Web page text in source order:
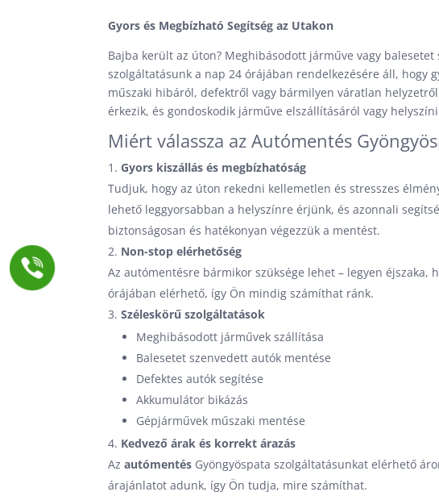
Gyors és Megbízható Segítség az Utakon
Bajba került az úton? Meghibásodott járműve vagy balesetet
szolgáltatásunk a nap 24 órájában rendelkezésére áll, hogy
műszaki hibáról, defektről vagy bármilyen váratlan
érkezik, és gondoskodik járműve elszállításáról vagy
Miért válassza az Autómentés
Gyors kiszállás és megbízhatóság
Tudjuk, hogy az úton rekedni kellemetlen és stresszes
lehető leggyorsabban a helyszínre érjünk, és azonnali
biztonságosan és hatékonyan végezzük a mentést.
Non-stop elérhetőség
Az autómentésre bármikor szüksége lehet – legyen éjszaka,
órájában elérhető, így Ön mindig számíthat ránk.
Széleskörű szolgáltatások
Meghibásodott járművek szállítása
Balesetet szenvedett autók mentése
Defektes autók segítése
Akkumulátor bikázás
Gépjárművek műszaki mentése
Kedvező árak és korrekt árazás
Azautómentés Gyöngyöspata szolgáltatásunkat elérhető
árajánlatot adunk, így Ön tudja, mire számíthat.